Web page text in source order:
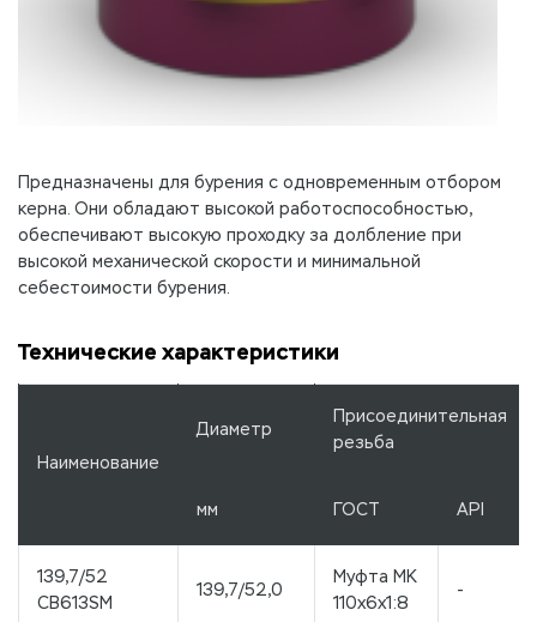
Предназначены для бурения с одновременным отбором
керна. Они обладают высокой работоспособностью,
обеспечивают высокую проходку за долбление при
высокой механической скорости и минимальной
себестоимости бурения.
Технические характеристики
Наименование
Диаметр
Присоединительная
резьба
мм ГОСТ API
139,7/52
CB613SM
139,7/52,0
Муфта МК
110x6x1:8
-